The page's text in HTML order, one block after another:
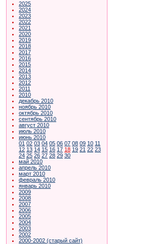
2025
2024
2023
2022
2021
2020
2019
2018
2017
2016
2015
2014
2013
2012
2011
2010
декабрь 2010
ноябрь 2010
октябрь 2010
сентябрь 2010
август 2010
июль 2010
июнь 2010
01 02 03 04 05 06 07 08 09 10 11
12 13 14 15 16 17 18 19 21 22 23
24 25 26 27 28 29 30
май 2010
апрель 2010
март 2010
февраль 2010
январь 2010
2009
2008
2007
2006
2005
2004
2003
2002
2000-2002 (старый сайт)